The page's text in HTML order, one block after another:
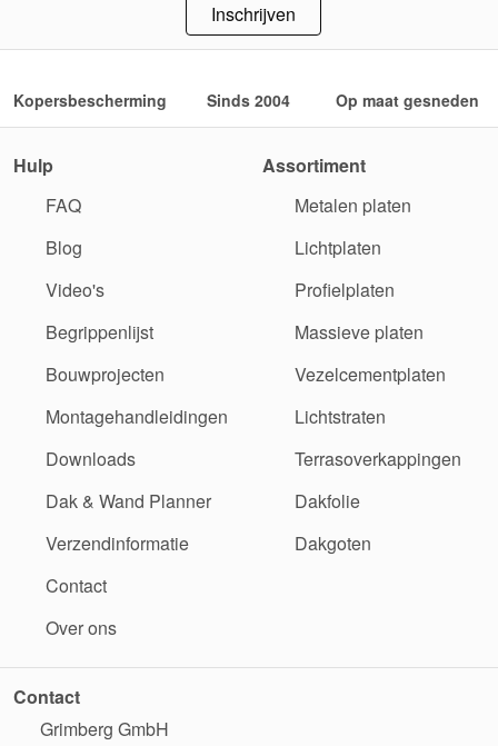
Inschrijven
Kopersbescherming Sinds 2004 Op maat gesneden
Hulp
FAQ
Blog
Video's
Begrippenlijst
Bouwprojecten
Montagehandleidingen
Downloads
Dak & Wand Planner
Verzendinformatie
Contact
Over ons
Assortiment
Metalen platen
Lichtplaten
Profielplaten
Massieve platen
Vezelcementplaten
Lichtstraten
Terrasoverkappingen
Dakfolie
Dakgoten
Contact
Grimberg GmbH